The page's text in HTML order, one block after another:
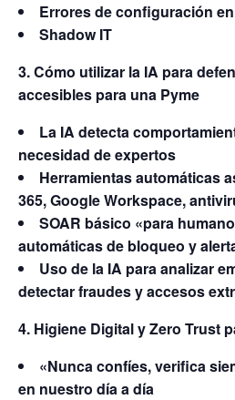
Errores de configuración
Shadow IT
3. Cómo utilizar la IA para
accesibles para una Pyme
La IA detecta
necesidad de expertos
Herramientas automáticas
365, Google Workspace,
SOAR básico «para
automáticas de bloqueo y
Uso de la IA para analizar
detectar fraudes yaccesos
4. Higiene Digital y Zero Trust
«Nunca confíes, verifica
en nuestro día a día